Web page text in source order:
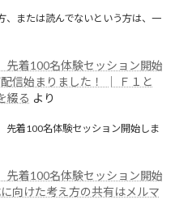
、または読んでないという方は、一
着100名体験セッション開始
配信始まりました！ │ Ｆ１と
綴る より
着100名体験セッション開始しま
着100名体験セッション開始
向けた考え方の共有はメルマ